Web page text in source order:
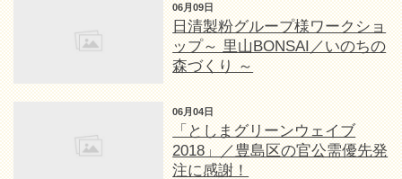
06月09日
日清製粉グループ様ワークショ
ップ～ 里山BONSAI／いのちの
森づくり ～
06月04日
「としまグリーンウェイブ
2018」／豊島区の官公需優先発
注に感謝！